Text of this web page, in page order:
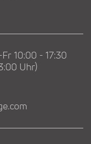
10:00 - 17:30
Uhr)